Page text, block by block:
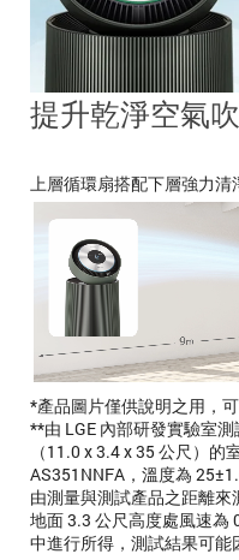
提升乾淨空氣
上層循環扇搭配下層強力清
*產品圖片僅供說明之用，
**由 LGE 內部研發實驗室
（11.0 x 3.4 x 35 公尺）
AS351NNFA，溫度為
由測量與測試產品之距離
地面 3.3 公尺高度處風速
中進行所得，測試結果可能